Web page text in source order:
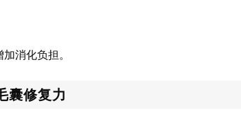
消化负担。
囊修复力